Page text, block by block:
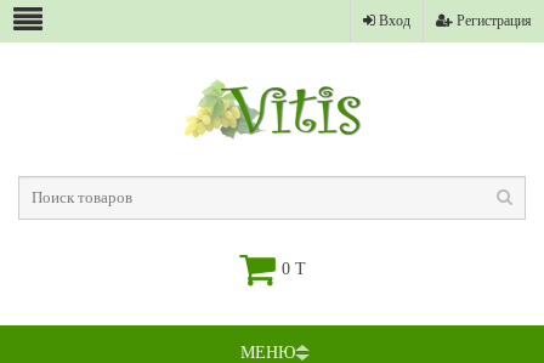
Вход Регистрация
0 T
МЕНЮ